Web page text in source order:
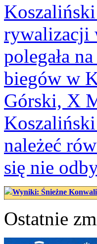
rywalizacji
polegała
biegów w
Górski, X
należeć
się nie
Wyniki: Śnieżne
Ostatnie